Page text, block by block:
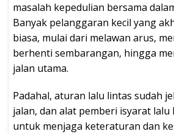
masalah kepedulian bersama
Banyak pelanggaran kecil yang
biasa, mulai dari melawan arus,
berhenti sembarangan, hingga
jalan utama.
Padahal, aturan lalu lintas sudah
jalan, dan alat pemberi isyarat lalu
untuk menjaga keteraturan dan